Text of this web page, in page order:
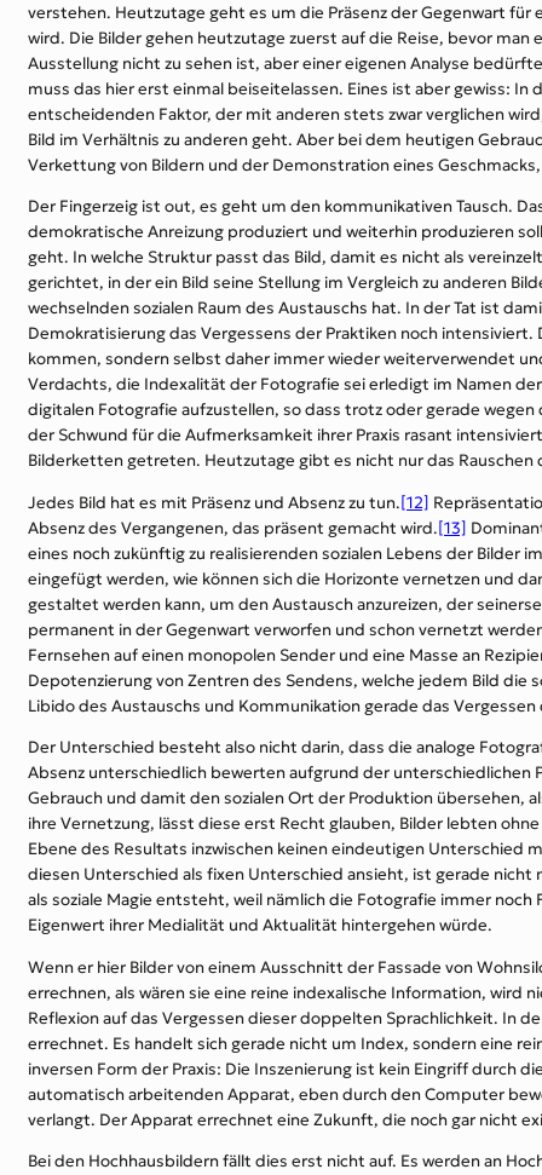
verstehen. Heutzutage geht es um die Präsenz der Gegenwart
wird. Die Bilder gehen heutzutage zuerst auf die Reise, bevor
Ausstellung nicht zu sehen ist, aber einer eigenen Analyse
muss das hier erst einmal beiseitelassen. Eines ist aber gewiss:
entscheidenden Faktor, der mit anderen stets zwar verglichen
Bild im Verhältnis zu anderen geht. Aber bei dem heutigen
Verkettung von Bildern und der Demonstration eines
Der Fingerzeig ist out, es geht um den kommunikativen Tausch.
demokratische Anreizung produziert und weiterhin produzieren
geht. In welche Struktur passt das Bild, damit es nicht als
gerichtet, in der ein Bild seine Stellung im Vergleich zu anderen
wechselnden sozialen Raum des Austauschs hat. In der Tat ist
Demokratisierung das Vergessens der Praktiken noch
kommen, sondern selbst daher immer wieder weiterverwendet
Verdachts, die Indexalität der Fotografie sei erledigt im Namen
digitalen Fotografie aufzustellen, so dass trotz oder gerade
der Schwund für die Aufmerksamkeit ihrer Praxis rasant
Bilderketten getreten. Heutzutage gibt es nicht nur das Rauschen
Jedes Bild hat es mit Präsenz und Absenz zu tun.[12]
Absenz des Vergangenen, das präsent gemacht wird.[13]
eines noch zukünftig zu realisierenden sozialen Lebens der Bilder
eingefügt werden, wie können sich die Horizonte vernetzen und
gestaltet werden kann, um den Austausch anzureizen, der
permanent in der Gegenwart verworfen und schon vernetzt
Fernsehen auf einen monopolen Sender und eine Masse an
Depotenzierung von Zentren des Sendens, welche jedem Bild die
Libido des Austauschs und Kommunikation gerade das
Der Unterschied besteht also nicht darin, dass die analoge
Absenz unterschiedlich bewerten aufgrund der unterschiedlichen
Gebrauch und damit den sozialen Ort der Produktion übersehen,
ihre Vernetzung, lässt diese erst Recht glauben, Bilder lebten
Ebene des Resultats inzwischen keinen eindeutigen Unterschied
diesen Unterschied als fixen Unterschied ansieht, ist gerade
als soziale Magie entsteht, weil nämlich die Fotografie immer
Eigenwert ihrer Medialität und Aktualität hintergehen würde.
Wenn er hier Bilder von einem Ausschnitt der Fassade von
errechnen, als wären sie eine reine indexalische Information,
Reflexion auf das Vergessen dieser doppelten Sprachlichkeit. In
errechnet. Es handelt sich gerade nicht um Index, sondern eine
inversen Form der Praxis: Die Inszenierung ist kein Eingriff durch
automatisch arbeitenden Apparat, eben durch den Computer
verlangt. Der Apparat errechnet eine Zukunft, die noch gar nicht
Bei den Hochhausbildern fällt dies erst nicht auf. Es werden an